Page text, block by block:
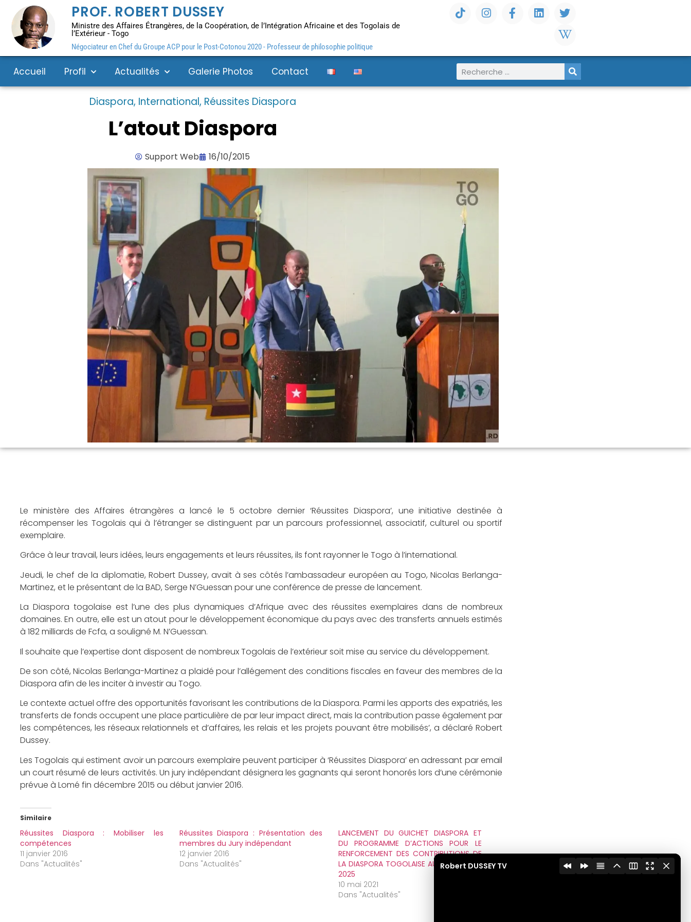
PROF. ROBERT DUSSEY
Ministre des Affaires Étrangères, de la Coopération, de l’Intégration Africaine et des Togolais de
l’Extérieur - Togo
Négociateur en Chef du Groupe ACP pour le Post-Cotonou 2020 - Professeur de philosophie politique
Accueil Profil Actualités Galerie Photos Contact
Diaspora, International, Réussites Diaspora
L’atout Diaspora
Support Web 16/10/2015
Le ministère des Affaires étrangères a lancé le 5 octobre dernier ‘Réussites Diaspora’, une initiative destinée à
récompenser les Togolais qui à l’étranger se distinguent par un parcours professionnel, associatif, culturel ou sportif
exemplaire.
Grâce à leur travail, leurs idées, leurs engagements et leurs réussites, ils font rayonner le Togo à l’international.
Jeudi, le chef de la diplomatie, Robert Dussey, avait à ses côtés l’ambassadeur européen au Togo, Nicolas Berlanga-
Martinez, et le présentant de la BAD, Serge N’Guessan pour une conférence de presse de lancement.
La Diaspora togolaise est l’une des plus dynamiques d’Afrique avec des réussites exemplaires dans de nombreux
domaines. En outre, elle est un atout pour le développement économique du pays avec des transferts annuels estimés
à 182 milliards de Fcfa, a souligné M. N’Guessan.
Il souhaite que l’expertise dont disposent de nombreux Togolais de l’extérieur soit mise au service du développement.
De son côté, Nicolas Berlanga-Martinez a plaidé pour l’allégement des conditions fiscales en faveur des membres de la
Diaspora afin de les inciter à investir au Togo.
Le contexte actuel offre des opportunités favorisant les contributions de la Diaspora. Parmi les apports des expatriés, les
transferts de fonds occupent une place particulière de par leur impact direct, mais la contribution passe également par
les compétences, les réseaux relationnels et d’affaires, les relais et les projets pouvant être mobilisés’, a déclaré Robert
Dussey.
Les Togolais qui estiment avoir un parcours exemplaire peuvent participer à ‘Réussites Diaspora’ en adressant par email
un court résumé de leurs activités. Un jury indépendant désignera les gagnants qui seront honorés lors d’une cérémonie
prévue à Lomé fin décembre 2015 ou début janvier 2016.
Similaire
Réussites Diaspora : Mobiliser les
compétences
11 janvier 2016
Dans "Actualités"
Réussites Diaspora : Présentation des
membres du Jury indépendant
12 janvier 2016
Dans "Actualités"
LANCEMENT DU GUICHET DIASPORA ET
DU PROGRAMME D’ACTIONS POUR LE
RENFORCEMENT DES CONTRIBUTIONS DE
LA DIASPORA TOGOLAISE AU PLAN TOGO
2025
10 mai 2021
Dans "Actualités"
Robert DUSSEY TV